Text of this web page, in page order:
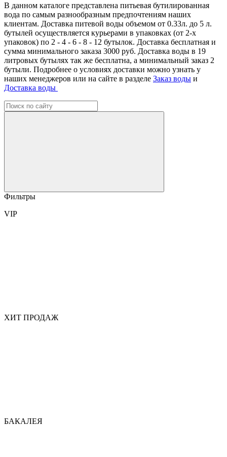
В данном каталоге представлена питьевая бутилированная
вода по самым разнообразным предпочтениям наших
клиентам. Доставка питевой воды объемом от 0.33л. до 5 л.
бутылей осуществляется курьерами в упаковках (от 2-х
упаковок) по 2 - 4 - 6 - 8 - 12 бутылок. Доставка бесплатная и
сумма минимального заказа 3000 руб. Доставка воды в 19
литровых бутылях так же бесплатна, а минимальный заказ 2
бутыли. Подробнее о условиях доставки можно узнать у
наших менеджеров или на сайте в разделе Заказ воды и
Доставка воды
Фильтры
VIP
ХИТ ПРОДАЖ
БАКАЛЕЯ